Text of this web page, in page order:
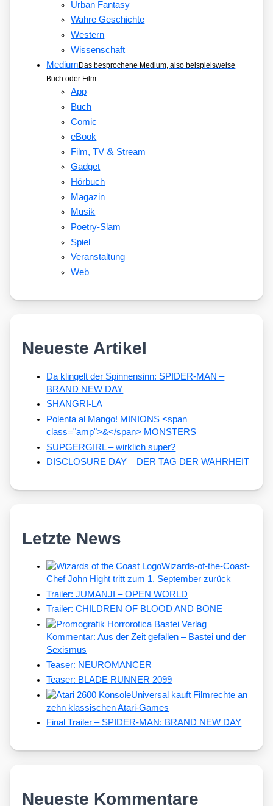
Urban Fantasy
Wahre Geschichte
Western
Wissenschaft
Medium Das besprochene Medium, also beispielsweise
Buch oder Film
App
Buch
Comic
eBook
Film, TV&Stream
Gadget
Hörbuch
Magazin
Musik
Poetry-Slam
Spiel
Veranstaltung
Web
Neueste Artikel
Da klingelt der Spinnensinn: SPIDER-MAN –
BRAND NEW DAY
SHANGRI-LA
Polenta al Mango! MINIONS <span
class="amp">&</span> MONSTERS
SUPGERGIRL – wirklich super?
DISCLOSURE DAY – DER TAG DER WAHRHEIT
Letzte News
Wizards-of-the-Coast-
Chef John Hight tritt zum 1. September zurück
Trailer: JUMANJI – OPEN WORLD
Trailer: CHILDREN OF BLOOD AND BONE
Kommentar: Aus der Zeit gefallen – Bastei und der
Sexismus
Teaser: NEUROMANCER
Teaser: BLADE RUNNER 2099
Universal kauft Filmrechte an
zehn klassischen Atari-Games
Final Trailer – SPIDER-MAN: BRAND NEW DAY
Neueste Kommentare